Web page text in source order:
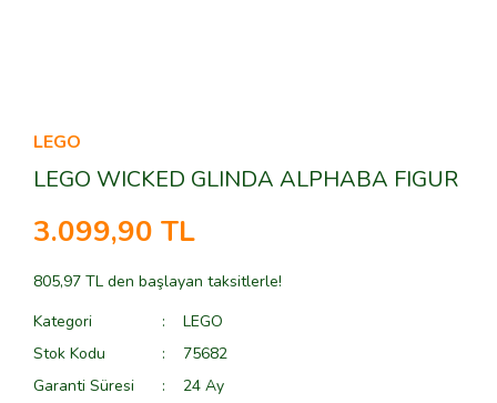
LEGO
LEGO WICKED GLINDA ALPHABA FIGUR
3.099,90 TL
805,97 TL den başlayan taksitlerle!
Kategori
LEGO
Stok Kodu
75682
Garanti Süresi
24 Ay